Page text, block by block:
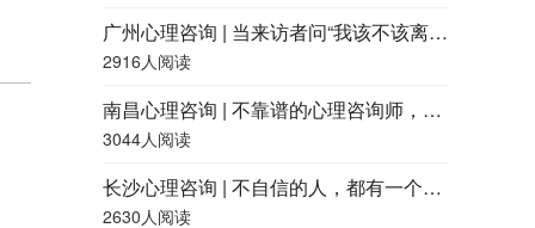
广州心理咨询 | 当来访者问“我该不该离婚”，咨询师会怎么回答？
2916人阅读
南昌心理咨询 | 不靠谱的心理咨询师，都有什么特征？
3044人阅读
长沙心理咨询 | 不自信的人，都有一个共同点
2630人阅读